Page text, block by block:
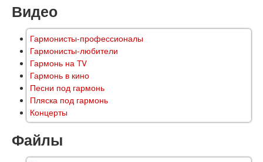
Видео
Гармонисты-профессионалы
Гармонисты-любители
Гармонь на TV
Гармонь в кино
Песни под гармонь
Пляска под гармонь
Концерты
Файлы